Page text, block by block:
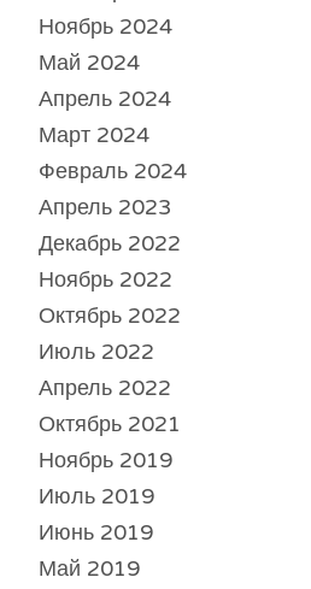
Ноябрь 2024
Май 2024
Апрель 2024
Март 2024
Февраль 2024
Апрель 2023
Декабрь 2022
Ноябрь 2022
Октябрь 2022
Июль 2022
Апрель 2022
Октябрь 2021
Ноябрь 2019
Июль 2019
Июнь 2019
Май 2019